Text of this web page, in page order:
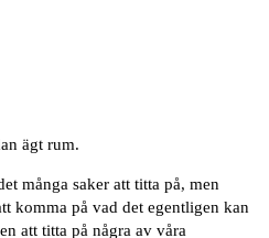
ägt rum.
många saker att titta på, men
komma på vad det egentligen kan
att titta på några av våra